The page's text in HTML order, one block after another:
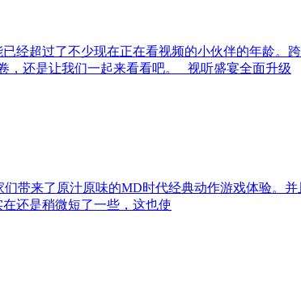
经超过了不少现在正在看视频的小伙伴的年龄。
，还是让我们一起来看看吧。 视听盛宴全面升级
带来了原汁原味的MD时代经典动作游戏体验。
还是稍微短了一些，这也使